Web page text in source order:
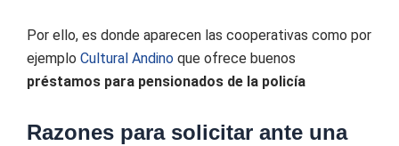
Por ello, es donde aparecen las cooperativas como por
ejemplo Cultural Andino que ofrece buenos
préstamos para pensionados de la policía
Razones para solicitar ante una